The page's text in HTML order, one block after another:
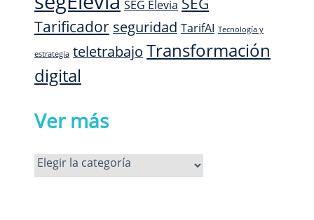
SEG Elevia
Tarificador seguridad TarifAI Tecnología y
estrategia teletrabajo Transformación
digital
Ver más
Ver
más